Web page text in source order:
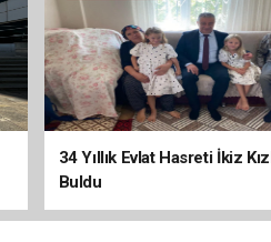
34 Yıllık Evlat Hasreti İkiz
Buldu